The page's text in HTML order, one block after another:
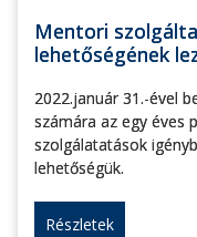
Mentori
lehetőségének
2022.január 31.-ével
számára az egy éves
szolgálatatások
lehetőségük.
Részletek